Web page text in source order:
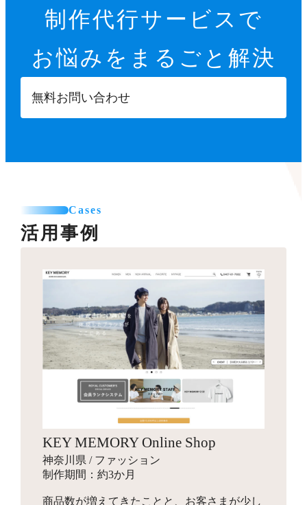
カテゴリごとの商品一覧や、季節に合わせた期間限定の
特集ページ作成を行います。
サムネイル・スライダー作成
商品ページへ誘導するサムネイルや、商品ページ内に掲
て利用可能なパーツを制作します。
バナー作成
るための画像を制作します。
ロゴ作成
お見積り
会社名やサービス、商品に使用するロゴマークをデザイ
10,000円～
検索エンジン対策ワード入力
Search Consoleの設定
22,000円
【設定項目】
特定商取引法に基づく表示設定
配送方法入力
カテゴリー登録
お見積り
他カートサービスからの引っ越しを代行します。
独自ドメイン設定
16,500円～
ご希望のドメインに設定します。
お見積り
新規商品登録、引っ越しでの登録など、ご状況に合わせ
た商品設定代行を行います。
各8,000円～
ご要望に合わせて、部分的なデザインカスタマイズを行
※画像などの素材はオーナーさまにご用意いただきます
SNSエリア設置
送料一覧表テーブル作成
バナー作成・設置
その他
GTMタグ設定代行
Googleタグマネージャーのタグの設計や設置を行いま
す。
撮影代行
お見積り
プロのカメラマンが、商品・モデル・イメージ撮影を行
います。動画撮影にも対応可能です。指定のスタジオへ
す。
インフルエンサーギフティング
88,000円～
ショップの商品をインフルエンサーがSNSでPR投稿する
手配を行い、幅広いインプレッションの獲得を目指しま
パッケージデザイン
お見積り
商品のパッケージやロゴ画像、ブランディングデザイン
を行います。
制作代行サービスで
お悩みを まるごと解決
無料お問い合わせ
Cases
活用事例
KEY MEMORY Online Shop
神奈川県 / ファッション
制作期間：約3か月
商品数が増えてきたことと、お客さまが少し